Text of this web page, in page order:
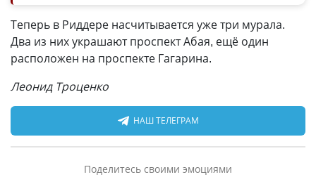
Теперь в Риддере насчитывается уже три мурала.
Два из них украшают проспект Абая, ещё один
расположен на проспекте Гагарина.
Леонид Троценко
НАШ ТЕЛЕГРАМ
Поделитесь своими эмоциями